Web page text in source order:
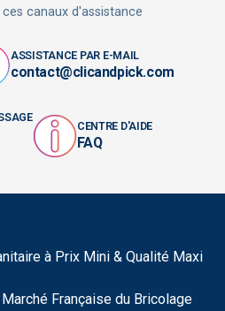
canaux d'assistance
ASSISTANCE PAR E-MAIL
contact@clicandpick.com
CENTRE D'AIDE
FAQ
à Prix Mini & Qualité Maxi
Française du Bricolage